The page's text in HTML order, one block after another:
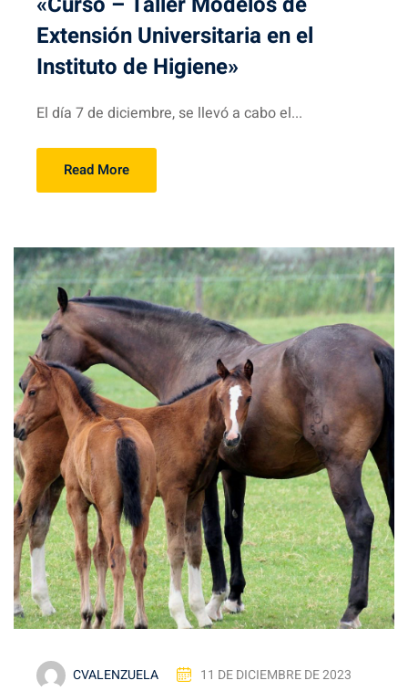
Extensión Universitaria en el
Instituto de Higiene»
El día 7 de diciembre, se llevó a cabo el...
Read More
CVALENZUELA
11 DE DICIEMBRE DE 2023